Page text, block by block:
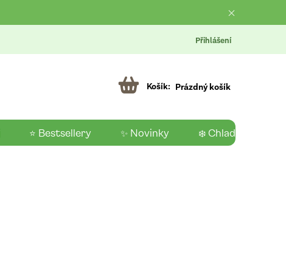
Přihlášení
Prázdný košík
⭐ Bestsellery ✨ Novinky ❄️ Chladící